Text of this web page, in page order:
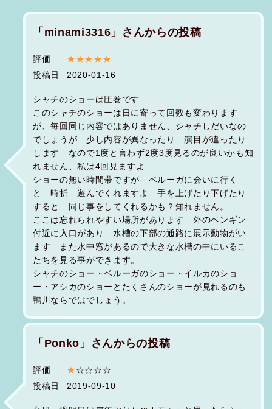
「minami3316」さんからの投稿
評価
★★★★★
投稿日
2020-01-16
シャチのショーは圧巻です
このシャチのショーは日に寄って回数も変わります
が、毎回同じ内容ではありません、シャチしだいなの
でしょうが 少し内容が異なったり 演目が違ったり
します なので1度と言わず2度3度見るのが良いかも知
れません、私は4回見ますよ
ショーの無い時間帯ですが ベルーガに会いに行く
と 時折 遊んでくれますよ 手を上げたり下げたり
すると 同じ事をしてくれるかも？知れません。
ここは忘れられやすい場所があります 外のペンギン
付近に入口があり 水槽の下部の通路に展示動物がい
ます また水中窓があるので大きな水槽の中にいるこ
たちを見る事ができます。
シャチのショー・ベルーガのショー・イルカのショ
ー・アシカのショーとたくさんのショーが見れるのも
鴨川ならではでしょう。
「Ponko」さんからの投稿
評価 ★☆☆☆☆
投稿日
2019-09-10